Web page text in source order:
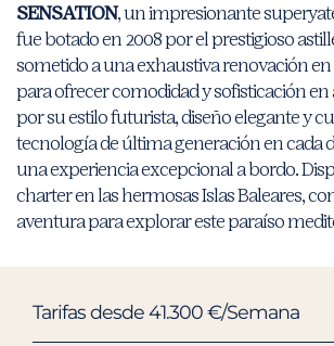
SENSATION, un impresionante
fue botado en 2008 por el prestigioso
sometido a una exhaustiva renovación en
para ofrecer comodidad y sofisticación en
por su estilo futurista, diseño elegante y
tecnología de última generación en cada
una experiencia excepcional a bordo.
charter en las hermosas Islas Baleares,
aventura para explorar este paraíso
Tarifas desde 41.300 €/Semana